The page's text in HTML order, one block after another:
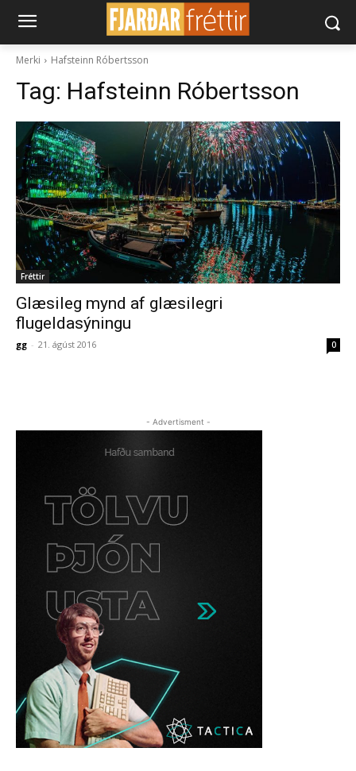
Merki Hafsteinn Róbertsson
Tag: Hafsteinn Róbertsson
Fréttir
Glæsileg mynd af glæsilegri
flugeldasýningu
gg - 21. ágúst 2016 0
- Advertisment -